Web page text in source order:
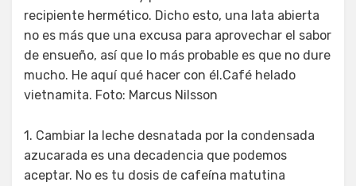
recipiente hermético. Dicho esto, una lata abierta
no es más que una excusa para aprovechar el sabor
de ensueño, así que lo más probable es que no dure
mucho. He aquí qué hacer con él.Café helado
vietnamita. Foto: Marcus Nilsson
1. Cambiar la leche desnatada por la condensada
azucarada es una decadencia que podemos
aceptar. No es tu dosis de cafeína matutina